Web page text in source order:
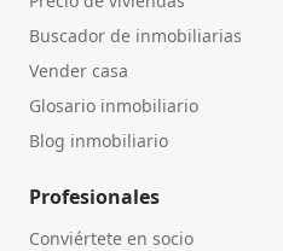
Buscador de inmobiliarias
Vender casa
Glosario inmobiliario
Blog inmobiliario
Profesionales
Conviértete en socio